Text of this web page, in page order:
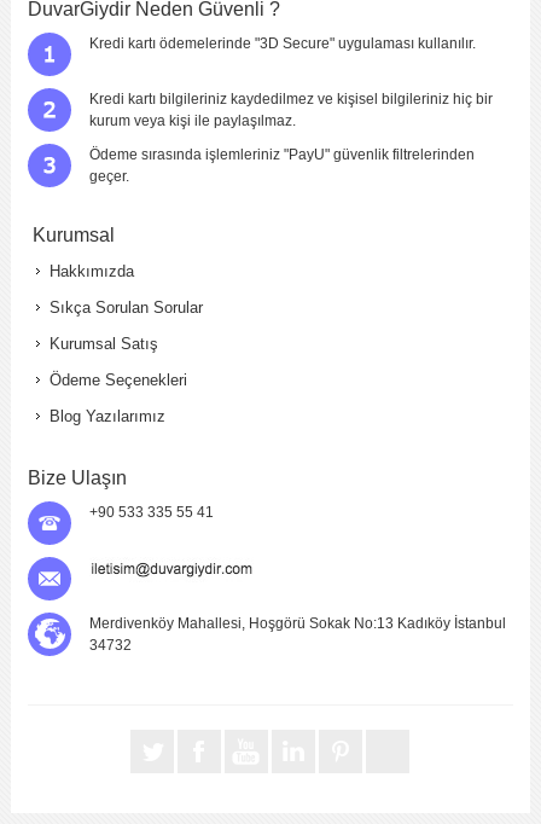
DuvarGiydir Neden Güvenli ?
Kredi kartı ödemelerinde "3D Secure" uygulaması kullanılır.
Kredi kartı bilgileriniz kaydedilmez ve kişisel bilgileriniz hiç bir
kurum veya kişi ile paylaşılmaz.
Ödeme sırasında işlemleriniz "PayU" güvenlik filtrelerinden
geçer.
Kurumsal
Hakkımızda
Sıkça Sorulan Sorular
Kurumsal Satış
Ödeme Seçenekleri
Blog Yazılarımız
Bize Ulaşın
+90 533 335 55 41
Merdivenköy Mahallesi, Hoşgörü Sokak No:13 Kadıköy İstanbul
34732